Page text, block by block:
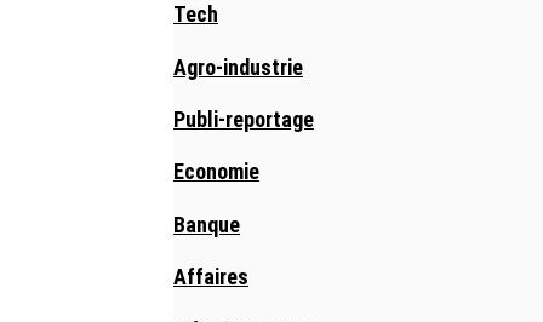
Tech
Agro-industrie
Publi-reportage
Economie
Banque
Affaires